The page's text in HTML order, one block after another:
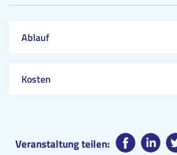
Ablauf
Kosten
Veranstaltung teilen: